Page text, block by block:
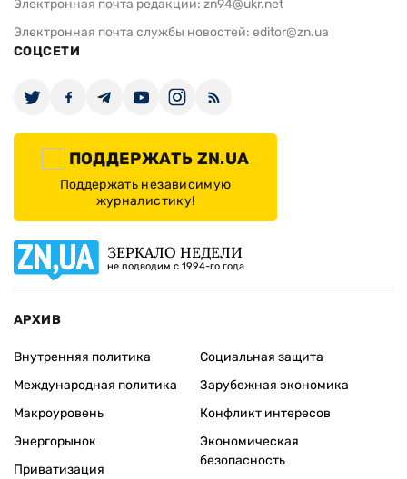
Электронная почта редакции: zn94@ukr.net
Электронная почта службы новостей: editor@zn.ua
СОЦСЕТИ
ПОДДЕРЖАТЬ ZN.UA
Поддержать независимую
журналистику!
ЗЕРКАЛО НЕДЕЛИ
не подводим с 1994-го года
АРХИВ
Внутренняя политика
Международная политика
Макроуровень
Энергорынок
Приватизация
Социальная защита
Зарубежная экономика
Конфликт интересов
Экономическая
безопасность